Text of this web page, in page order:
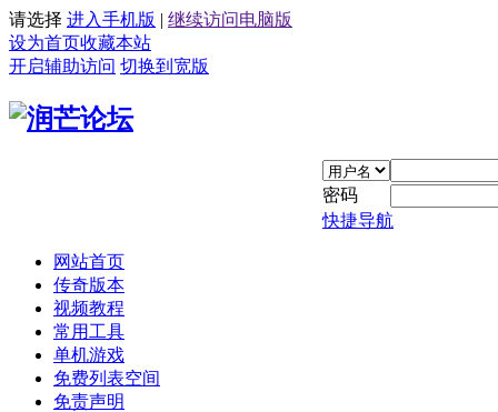
请选择 进入手机版 | 继续访问电脑版
设为首页收藏本站
开启辅助访问 切换到宽版
密码
快捷导航
网站首页
传奇版本
视频教程
常用工具
单机游戏
免费列表空间
免责声明